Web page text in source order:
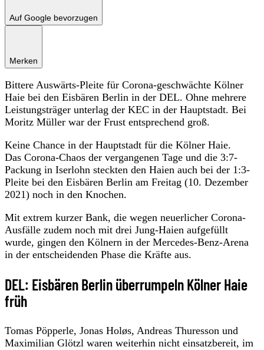
Auf Google bevorzugen
Merken
Bittere Auswärts-Pleite für Corona-geschwächte Kölner
Haie bei den Eisbären Berlin in der DEL. Ohne mehrere
Leistungsträger unterlag der KEC in der Hauptstadt. Bei
Moritz Müller war der Frust entsprechend groß.
Keine Chance in der Hauptstadt für die Kölner Haie.
Das Corona-Chaos der vergangenen Tage und die 3:7-
Packung in Iserlohn steckten den Haien auch bei der 1:3-
Pleite bei den Eisbären Berlin am Freitag (10. Dezember
2021) noch in den Knochen.
Mit extrem kurzer Bank, die wegen neuerlicher Corona-
Ausfälle zudem noch mit drei Jung-Haien aufgefüllt
wurde, gingen den Kölnern in der Mercedes-Benz-Arena
in der entscheidenden Phase die Kräfte aus.
DEL: Eisbären Berlin überrumpeln Kölner Haie
früh
Tomas Pöpperle, Jonas Holøs, Andreas Thuresson und
Maximilian Glötzl waren weiterhin nicht einsatzbereit, im